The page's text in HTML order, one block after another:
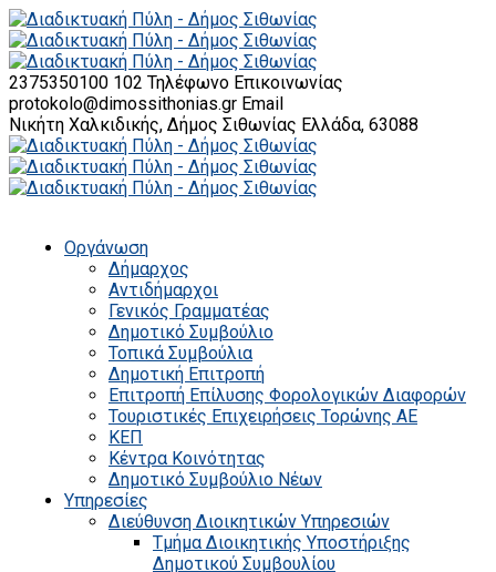
2375350100 102 Τηλέφωνο Επικοινωνίας
protokolo@dimossithonias.gr Email
Νικήτη Χαλκιδικής, Δήμος Σιθωνίας Ελλάδα, 63088
Οργάνωση
Δήμαρχος
Αντιδήμαρχοι
Γενικός Γραμματέας
Δημοτικό Συμβούλιο
Τοπικά Συμβούλια
Δημοτική Επιτροπή
Επιτροπή Επίλυσης Φορολογικών Διαφορών
Τουριστικές Επιχειρήσεις Τορώνης ΑΕ
ΚΕΠ
Κέντρα Κοινότητας
Δημοτικό Συμβούλιο Νέων
Υπηρεσίες
Διεύθυνση Διοικητικών Υπηρεσιών
Τμήμα Διοικητικής Υποστήριξης
Δημοτικού Συμβουλίου